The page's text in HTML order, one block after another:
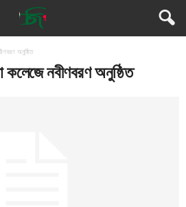
অনুষ্ঠিত
নবীণবরণ অনুষ্ঠিত